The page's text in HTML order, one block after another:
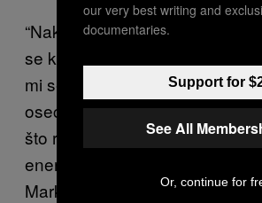
“Nakon ovakvog hlađenja
se krećem. Osećam se
mi se drastično povukao. Sve u
osećam mnogo više energije,
što rezultuje mnogo većom
energijom i potrebom za
Mark.
our very best writing and
documentaries.
Support for
See All
Or, continue for